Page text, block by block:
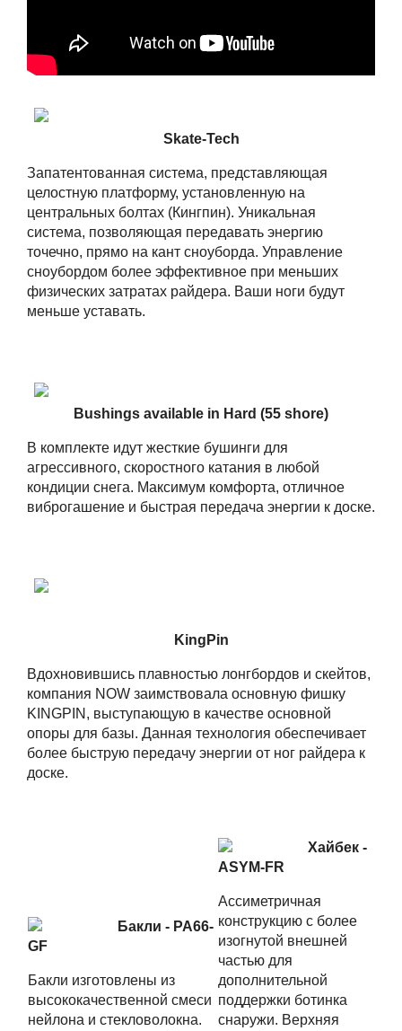
Skate-Tech
Запатентованная система, представляющая
целостную платформу, установленную на
центральных болтах (Кингпин). Уникальная
система, позволяющая передавать энергию
точечно, прямо на кант сноуборда. Управление
сноубордом более эффективное при меньших
физических затратах райдера. Ваши ноги будут
меньше уставать.
Bushings available in Hard (55 shore)
В комплекте идут жесткие бушинги для
агрессивного, скоростного катания в любой
кондиции снега. Максимум комфорта, отличное
виброгашение и быстрая передача энергии к доске.
KingPin
Вдохновившись плавностью лонгбордов и скейтов,
компания NOW заимствовала основную фишку
KINGPIN, выступающую в качестве основной
опоры для базы. Данная технология обеспечивает
более быструю передачу энергии от ног райдера к
доске.
Бакли - PA66-
GF
Бакли изготовлены из
высококачественной смеси
нейлона и стекловолокна.
Хайбек -
ASYM-FR
Ассиметричная
конструкцию с более
изогнутой внешней
частью для
дополнительной
поддержки ботинка
снаружи. Верхняя